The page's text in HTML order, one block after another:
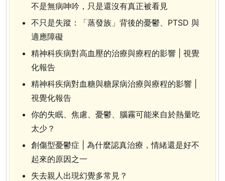
不是無病呻吟，只是還沒有真正被看見
不只是失蹤：「蒸發族」背後的憂鬱、PTSD 與
適應障礙
精神科疾病對高血壓的治療與療程的影響 | 視覺
化報告
精神科疾病對血糖與糖尿病治療與療程的影響 |
視覺化報告
你的失眠、焦慮、憂鬱、腦霧可能來自於熱量吃
太少？
創傷型憂鬱症 | 為什麼認真治療，情緒還是好不
起來的原因之一
失去親人出現幻覺多常見？